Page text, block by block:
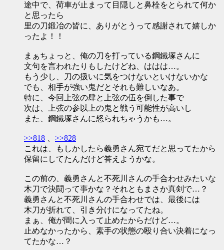
途中で、荷車が止まって目隠しと鼻栓をとられて何か
と思ったら
里の刀鍛冶の皆に、ありがとうって感謝されて嬉しか
ったよ！！
まぁちょっと、俺の刀を打っている鋼鐵塚さんに
文句を言われたりもしたけどね、ははは…。
もう少し、刀の扱いに気をつけないといけないかな
でも、相手が強い鬼だとそれも難しいなあ。
特に、今回上弦の肆と上弦の伍を倒した事で
次は、上弦の参以上の鬼と戦う可能性が高いし
また、鋼鐵塚さんに怒られちゃうかも…。
>>818
>>828
これは、もしかしたら義勇さん宛てだと思ってたから
保留にしてたんだけど答えようかな。
この前の、義勇さんと不死川さんの手合わせみたいな
木刀で決闘って事かな？それともまさか真剣で…？
義勇さんと不死川さんの手合わせでは、最後には
木刀が折れて、引き分けになってたね。
まぁ、俺が間に入って止めたからだけど…。
止めなかったから、素手の状態の殴り合い決着になっ
てたかな…？